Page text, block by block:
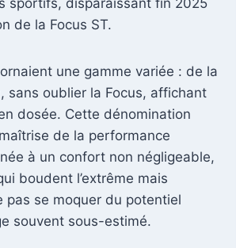
de la Focus ST.
une gamme variée : de la
sans oublier la Focus, affichant
dosée. Cette dénomination
de la performance
à un confort non négligeable,
boudent l’extrême mais
pas se moquer du potentiel
souvent sous-estimé.